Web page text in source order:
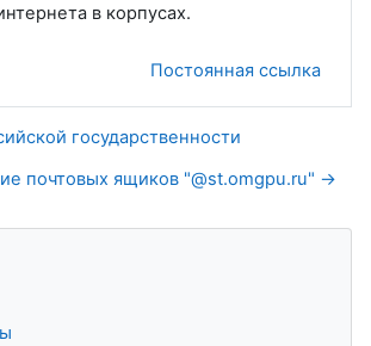
в корпусах.
Постоянная ссылка
государственности
почтовых ящиков "@st.omgpu.ru" →